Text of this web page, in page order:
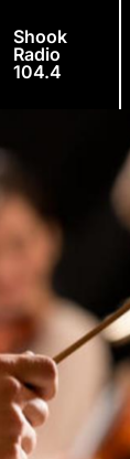
Shook
Radio
104.4